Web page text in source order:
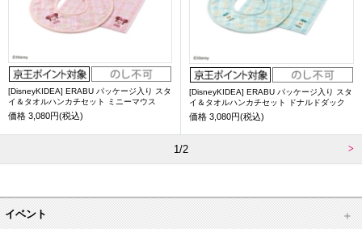
[DisneyKIDEA] ERABU パッケージ入り スタ
イ＆タオルハンカチセット ミニーマウス
価格 3,080円(税込)
[DisneyKIDEA] ERABU パッケージ入り スタ
イ＆タオルハンカチセット ドナルドダック
価格 3,080円(税込)
1/2
イベント